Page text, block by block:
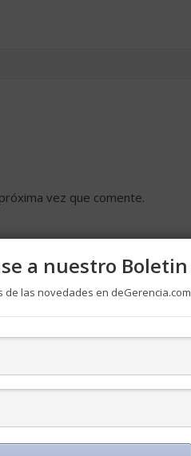
vez que comente.
datos de tus comentarios
a nuestro Boletin
de las novedades en deGerencia.com